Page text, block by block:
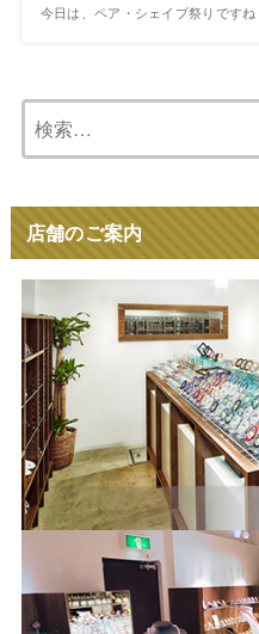
今日は、ペア・シェイプ祭りです
店舗のご案内